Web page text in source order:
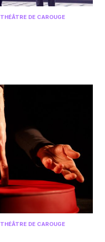
THÉÂTRE DE CAROUGE
THÉÂTRE DE CAROUGE